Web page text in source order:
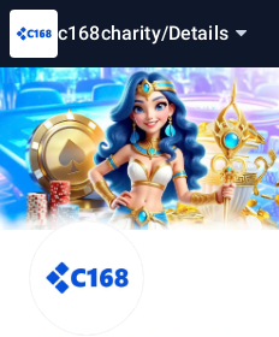
c168charity/Details